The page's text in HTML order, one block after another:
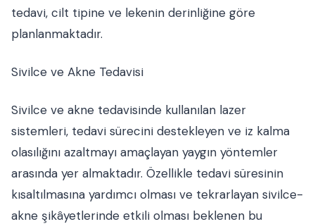
tedavi, cilt tipine ve lekenin derinliğine göre
planlanmaktadır.
Sivilce ve Akne Tedavisi
Sivilce ve akne tedavisinde kullanılan lazer
sistemleri, tedavi sürecini destekleyen ve iz kalma
olasılığını azaltmayı amaçlayan yaygın yöntemler
arasında yer almaktadır. Özellikle tedavi süresinin
kısaltılmasına yardımcı olması ve tekrarlayan sivilce-
akne şikâyetlerinde etkili olması beklenen bu